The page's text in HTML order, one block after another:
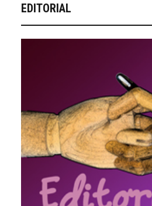
EDITORIAL